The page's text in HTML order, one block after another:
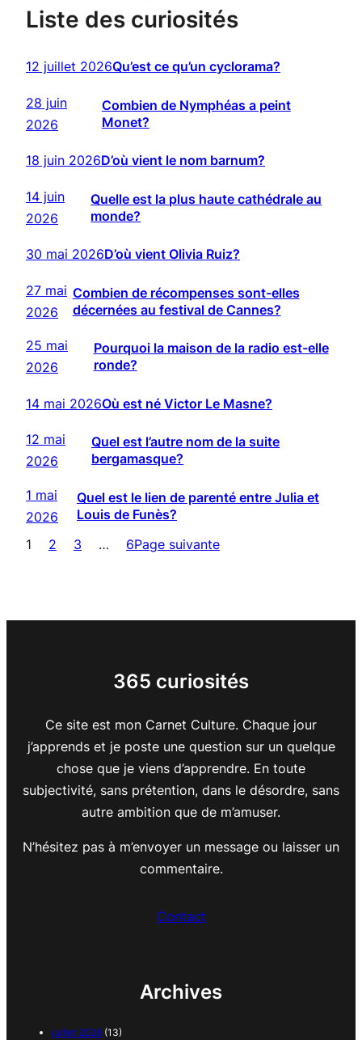
Liste des curiosités
12 juillet 2026Qu’est ce qu’un cyclorama?
28 juin
2026
Combien de Nymphéas a peint
Monet?
18 juin 2026D’où vient le nom barnum?
14 juin
2026
Quelle est la plus haute cathédrale au
monde?
30 mai 2026D’où vient Olivia Ruiz?
27 mai
2026
Combien de récompenses sont-elles
décernées au festival de Cannes?
25 mai
2026
Pourquoi la maison de la radio est-elle
ronde?
14 mai 2026Où est né Victor Le Masne?
12 mai
2026
Quel est l’autre nom de la suite
bergamasque?
1 mai
2026
Quel est le lien de parenté entre Julia et
Louis de Funès?
1
2 3 … 6Page suivante
365 curiosités
Ce site est mon Carnet Culture. Chaque jour
j’apprends et je poste une question sur un quelque
chose que je viens d’apprendre. En toute
subjectivité, sans prétention, dans le désordre, sans
autre ambition que de m’amuser.
N’hésitez pas à m’envoyer un message ou laisser un
commentaire.
Contact
Archives
juillet 2026 (13)